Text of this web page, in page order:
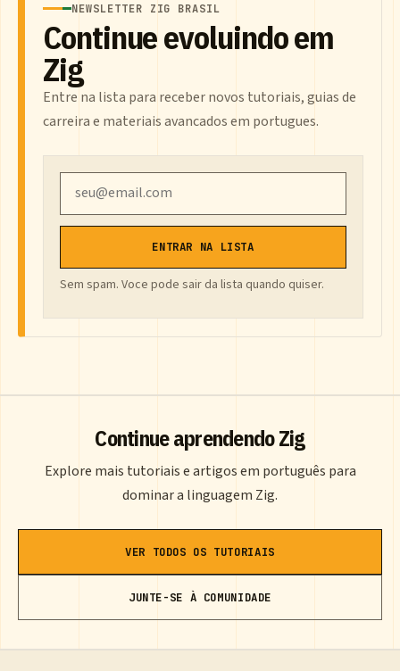
NEWSLETTER ZIG BRASIL
Continue evoluindo em
Zig
Entre na lista para receber novos tutoriais, guias de
carreira e materiais avancados em portugues.
ENTRAR NA LISTA
Sem spam. Voce pode sair da lista quando quiser.
Continue aprendendo Zig
Explore mais tutoriais e artigos em português para
dominar a linguagem Zig.
VER TODOS OS TUTORIAIS
JUNTE-SE À COMUNIDADE